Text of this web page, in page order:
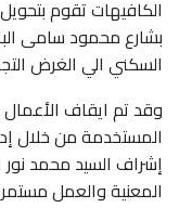
بشارع محمود سامى
السكني الي الغرض
وقد تم ايقاف
المستخدمة من خلال
إشراف السيد محمد نور
المعنية والعمل